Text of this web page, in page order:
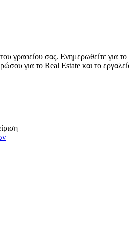
γραφείου σας. Ενημερωθείτε για
για το Real Estate και το